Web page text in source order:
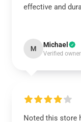
effective and
M Michael
Verified owner
Noted this store